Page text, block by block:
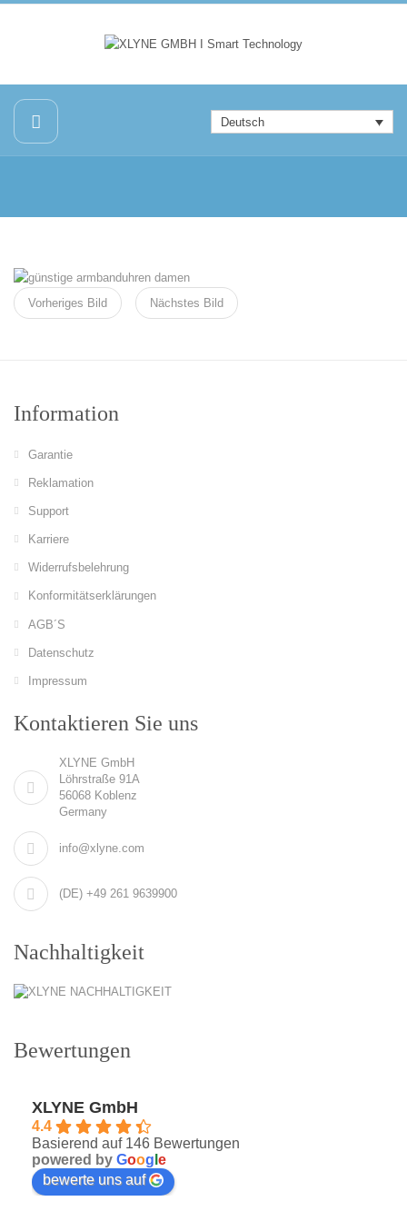
Deutsch
Vorheriges Bild Nächstes Bild
Information
Garantie
Reklamation
Support
Karriere
Widerrufsbelehrung
Konformitätserklärungen
AGB´S
Datenschutz
Impressum
Kontaktieren Sie uns
XLYNE GmbH
Löhrstraße 91A
56068 Koblenz
Germany
info@xlyne.com
(DE) +49 261 9639900
Nachhaltigkeit
Bewertungen
XLYNE GmbH
4.4
Basierend auf 146 Bewertungen
powered by Goog e
bewerte uns auf